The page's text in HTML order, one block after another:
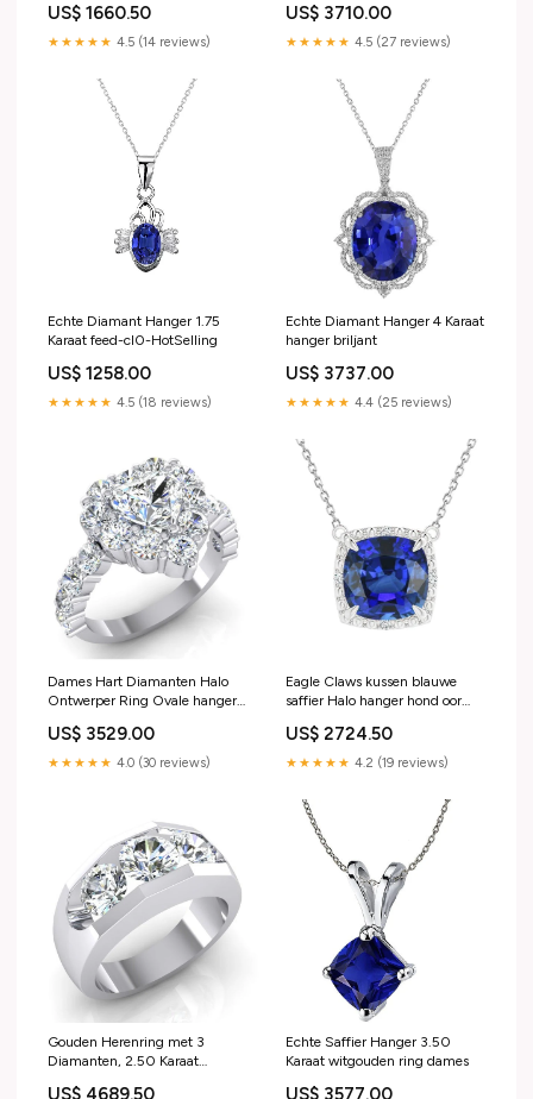
US$ 1660.50
★★★★★ 4.5 (14 reviews)
US$ 3710.00
★★★★★ 4.5 (27 reviews)
Echte Diamant Hanger 1.75
Karaat feed-cl0-HotSelling
US$ 1258.00
★★★★★ 4.5 (18 reviews)
Echte Diamant Hanger 4 Karaat
hanger briljant
US$ 3737.00
★★★★★ 4.4 (25 reviews)
Dames Hart Diamanten Halo
Ontwerper Ring Ovale hanger
US$ 3529.00
★★★★★ 4.0 (30 reviews)
Eagle Claws kussen blauwe
saffier Halo hanger hond oor
US$ 2724.50
★★★★★ 4.2 (19 reviews)
Gouden Herenring met 3
Diamanten, 2.50 Karaat
US$ 4689.50
Echte Saffier Hanger 3.50
Karaat witgouden ring dames
US$ 3577.00